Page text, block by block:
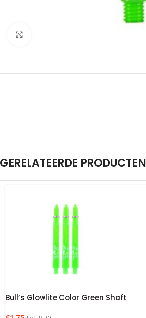
GERELATEERDE PRODUCTEN
Bull’s Glowlite Color Green Shaft